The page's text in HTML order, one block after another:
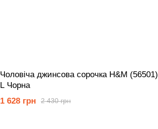
Чоловіча джинсова сорочка Н&М (56501)
L Чорна
2 430 грн
1 628 грн